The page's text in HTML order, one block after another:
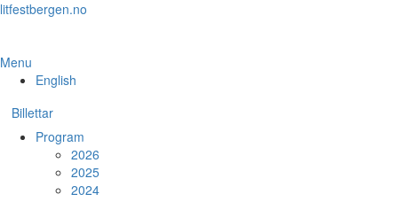
Skip
content
litfestbergen.no
Menu
English
Billettar
Program
2026
2025
2024